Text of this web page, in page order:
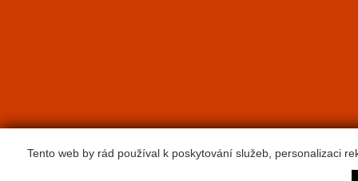
Tento web by rád používal k poskytování služeb, personalizaci